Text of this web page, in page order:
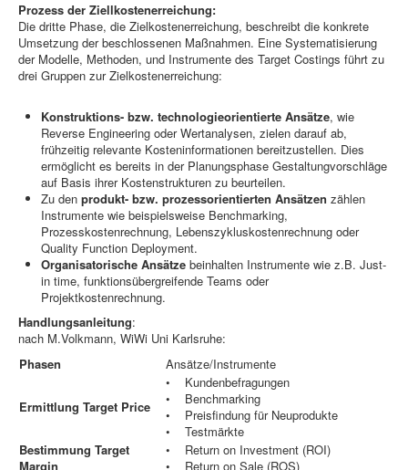
Prozess der Ziellkostenerreichung:
Die dritte Phase, die Zielkostenerreichung, beschreibt die konkrete
Umsetzung der beschlossenen Maßnahmen. Eine Systematisierung
der Modelle, Methoden, und Instrumente des Target Costings führt zu
drei Gruppen zur Zielkostenerreichung:
Konstruktions- bzw. technologieorientierte Ansätze, wie
Reverse Engineering oder Wertanalysen, zielen darauf ab,
frühzeitig relevante Kosteninformationen bereitzustellen. Dies
ermöglicht es bereits in der Planungsphase Gestaltungvorschläge
auf Basis ihrer Kostenstrukturen zu beurteilen.
Zu den produkt- bzw. prozessorientierten Ansätzen zählen
Instrumente wie beispielsweise Benchmarking,
Prozesskostenrechnung, Lebenszykluskostenrechnung oder
Quality Function Deployment.
Organisatorische Ansätze beinhalten Instrumente wie z.B. Just-
in time, funktionsübergreifende Teams oder
Projektkostenrechnung.
Handlungsanleitung:
nach M.Volkmann, WiWi Uni Karlsruhe:
Phasen
Ansätze/Instrumente
Ermittlung Target Price
• Kundenbefragungen
• Benchmarking
• Preisfindung für Neuprodukte
• Testmärkte
Bestimmung Target
Margin
• Return on Investment (ROI)
• Return on Sale (ROS)